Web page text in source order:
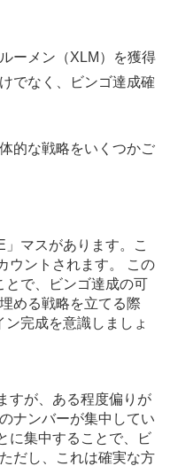
ーメン（XLM）を獲得
でなく、ビンゴ達成確
的な戦略をいくつかご
マスがあります。こ
ウントされます。 この
とで、ビンゴ達成の可
める戦略を立てる際
完成を意識しましょ
すが、ある程度偏りが
ナンバーが集中してい
に集中することで、ビ
だし、これは確実な方